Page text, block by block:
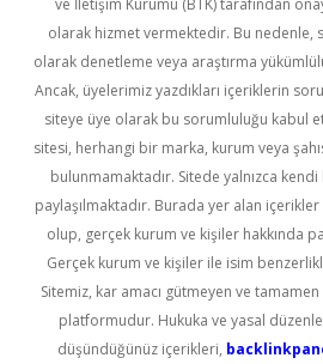
ve İletişim Kurumu (BTK) tarafından
olarak hizmet vermektedir. Bu
olarak denetleme veya araştırma
Ancak, üyelerimiz yazdıkları içeriklerin
siteye üye olarak bu sorumluluğu kabul
sitesi, herhangi bir marka, kurum veya
bulunmamaktadır. Sitede yalnızca kendi
paylaşılmaktadır. Burada yer alan
olup, gerçek kurum ve kişiler hakkında
Gerçek kurum ve kişiler ile isim
Sitemiz, kar amacı gütmeyen ve
platformudur. Hukuka ve yasal
düşündüğünüz içerikleri,